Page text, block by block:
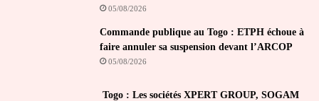
05/08/2026
Commande publique au Togo : ETPH échoue à
faire annuler sa suspension devant l’ARCOP
05/08/2026
Togo : Les sociétés XPERT GROUP, SOGAM